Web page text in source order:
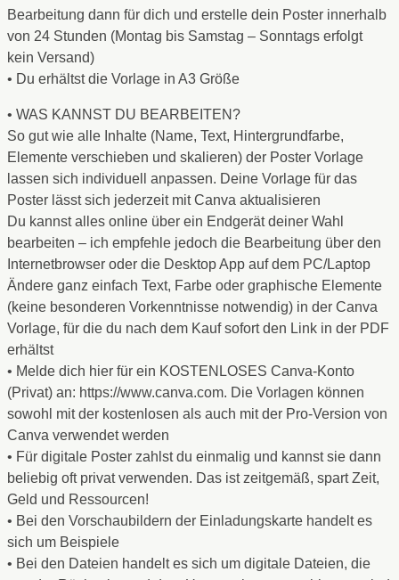
Bearbeitung dann für dich und erstelle dein Poster innerhalb
von 24 Stunden (Montag bis Samstag – Sonntags erfolgt
kein Versand)
• Du erhältst die Vorlage in A3 Größe
• WAS KANNST DU BEARBEITEN?
So gut wie alle Inhalte (Name, Text, Hintergrundfarbe,
Elemente verschieben und skalieren) der Poster Vorlage
lassen sich individuell anpassen. Deine Vorlage für das
Poster lässt sich jederzeit mit Canva aktualisieren
Du kannst alles online über ein Endgerät deiner Wahl
bearbeiten – ich empfehle jedoch die Bearbeitung über den
Internetbrowser oder die Desktop App auf dem PC/Laptop
Ändere ganz einfach Text, Farbe oder graphische Elemente
(keine besonderen Vorkenntnisse notwendig) in der Canva
Vorlage, für die du nach dem Kauf sofort den Link in der PDF
erhältst
• Melde dich hier für ein KOSTENLOSES Canva-Konto
(Privat) an: https://www.canva.com. Die Vorlagen können
sowohl mit der kostenlosen als auch mit der Pro-Version von
Canva verwendet werden
• Für digitale Poster zahlst du einmalig und kannst sie dann
beliebig oft privat verwenden. Das ist zeitgemäß, spart Zeit,
Geld und Ressourcen!
• Bei den Vorschaubildern der Einladungskarte handelt es
sich um Beispiele
• Bei den Dateien handelt es sich um digitale Dateien, die